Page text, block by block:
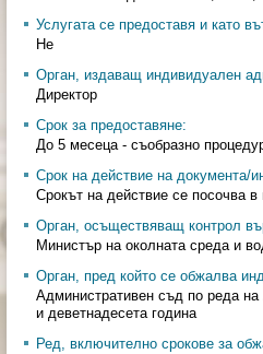
Услугата се предоставя и като
Не
Орган, издаващ индивидуален
Директор
Срок за предоставяне:
До 5 месеца - съобразно
Срок на действие на документа/
Срокът на действие се посочва
Орган, осъществяващ контрол
Министър на околната среда и
Орган, пред който се обжалва
Административен съд по реда
и деветнадесета година
Ред, включително срокове за